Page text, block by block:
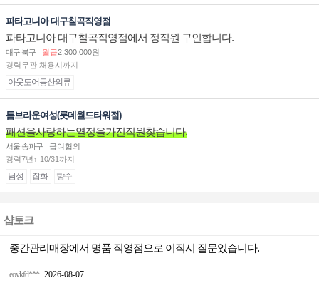
파타고니아 대구칠곡직영점
파타고니아 대구칠곡직영점에서 정직원 구인합니다.
대구 북구 월급2,300,000원
경력무관 채용시까지
아웃도어등산의류
톰브라운여성(롯데월드타워점)
패션을사랑하는열정을가진직원찾습니다.
서울 송파구
급여협의
경력7년↑ 10/31까지
남성 잡화 향수
샵토크
eovkfd*** 2026-08-07
중간관리매장에서 명품 직영점으로 이직시 질문있습니다.